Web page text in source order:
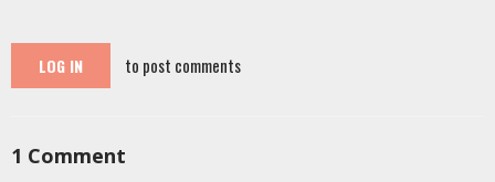
LOG IN to post comments
1 Comment